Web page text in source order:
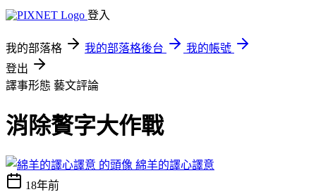
登入
我的部落格 我的部落格後台
我的帳號
登出
譯事形態 藝文評論
消除贅字大作戰
綿羊的譯心譯意
18年前